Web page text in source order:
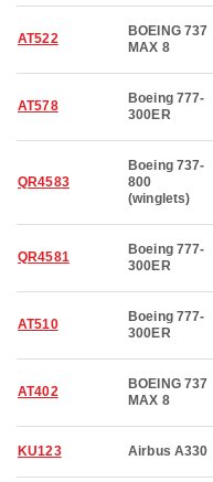
AT522
BOEING 737
MAX 8
AT578
Boeing 777-
300ER
QR4583
Boeing 737-
800
(winglets)
QR4581
Boeing 777-
300ER
AT510
Boeing 777-
300ER
AT402
BOEING 737
MAX 8
KU123 Airbus A330